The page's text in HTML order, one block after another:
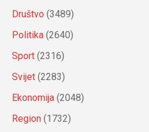
Društvo (3489)
Politika (2640)
Sport (2316)
Svijet (2283)
Ekonomija (2048)
Region (1732)